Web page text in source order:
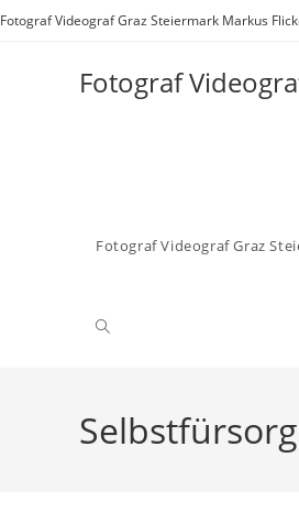
Zum
Fotograf Videograf Graz Steiermark Markus
Fotograf
Fotograf Videograf Graz
Website-